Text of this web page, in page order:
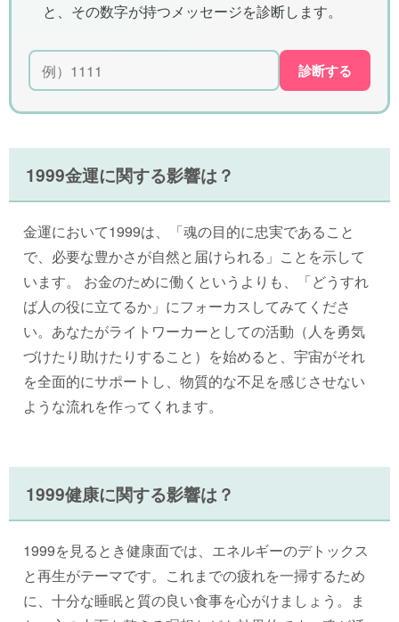
と、その数字が持つメッセージを診断します。
診断する
1999金運に関する影響は？
金運において1999は、「魂の目的に忠実であること
で、必要な豊かさが自然と届けられる」ことを示して
います。 お金のために働くというよりも、「どうすれ
ば人の役に立てるか」にフォーカスしてみてくださ
い。あなたがライトワーカーとしての活動（人を勇気
づけたり助けたりすること）を始めると、宇宙がそれ
を全面的にサポートし、物質的な不足を感じさせない
ような流れを作ってくれます。
1999健康に関する影響は？
1999を見るとき健康面では、エネルギーのデトックス
と再生がテーマです。これまでの疲れを一掃するため
に、十分な睡眠と質の良い食事を心がけましょう。ま